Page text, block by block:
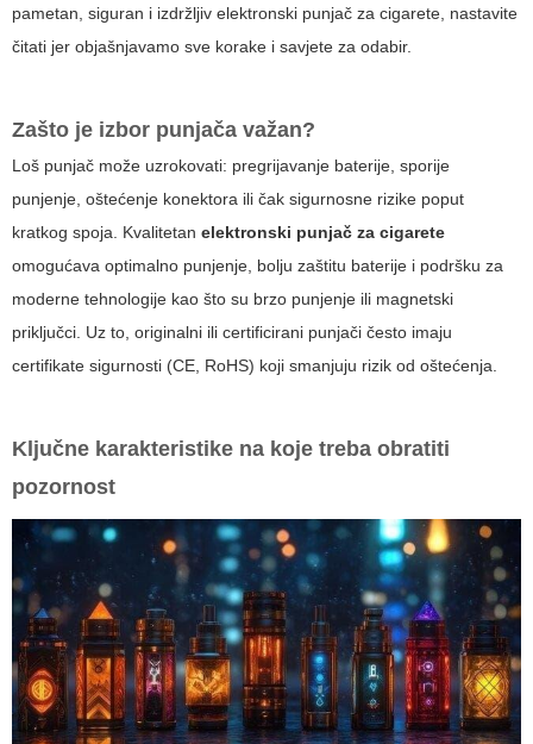
pametan, siguran i izdržljiv elektronski punjač za cigarete, nastavite
čitati jer objašnjavamo sve korake i savjete za odabir.
Zašto je izbor punjača važan?
Loš punjač može uzrokovati: pregrijavanje baterije, sporije
punjenje, oštećenje konektora ili čak sigurnosne rizike poput
kratkog spoja. Kvalitetan elektronski punjač za cigarete
omogućava optimalno punjenje, bolju zaštitu baterije i podršku za
moderne tehnologije kao što su brzo punjenje ili magnetski
priključci. Uz to, originalni ili certificirani punjači često imaju
certifikate sigurnosti (CE, RoHS) koji smanjuju rizik od oštećenja.
Ključne karakteristike na koje treba obratiti
pozornost